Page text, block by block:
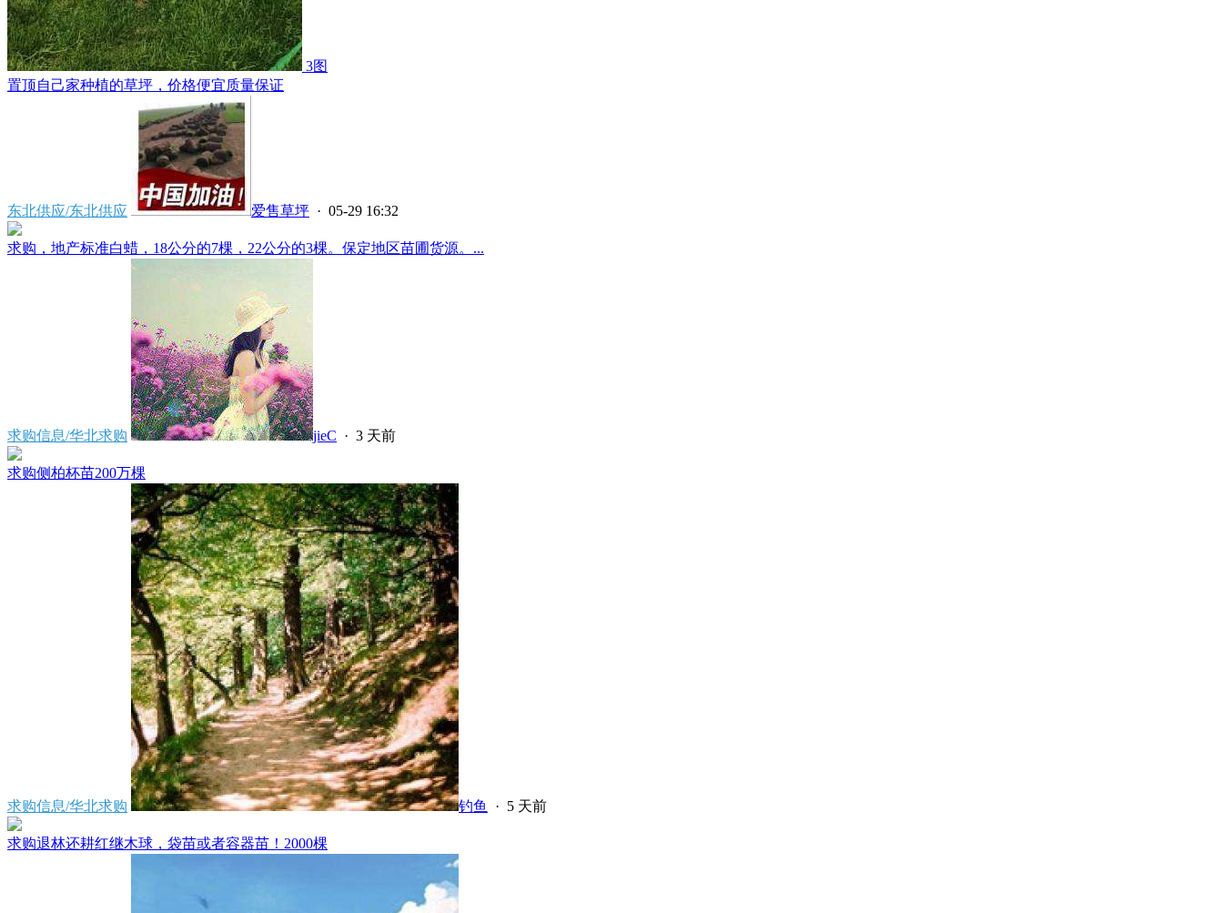
3图
置顶自己家种植的草坪，价格便宜质量保证
东北供应/东北供应 爱售草坪 · 05-29 16:32
求购，地产标准白蜡，18公分的7棵，22公分的3棵。保定地区苗圃货源。...
求购信息/华北求购 jieC · 3 天前
求购侧柏杯苗200万棵
求购信息/华北求购 钓鱼 · 5 天前
求购退林还耕红继木球，袋苗或者容器苗！2000棵